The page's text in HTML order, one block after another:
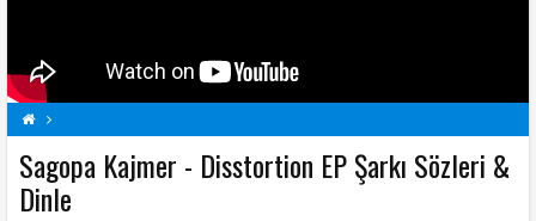
Disstortion EP Şarkı Sözleri S Sagopa Kajmer Şarkı Sözleri Şarkı Sözleri
Sagopa Kajmer - Disstortion EP Şarkı Sözleri &
Dinle